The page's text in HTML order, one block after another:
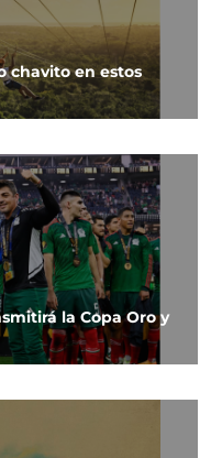
chavito en estos
la Copa Oro y